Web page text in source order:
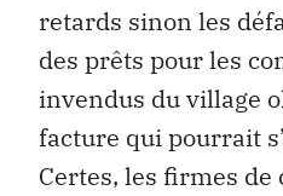
retards sinon les
des prêts pour les
invendus du village
facture qui pourrait
Certes, les firmes